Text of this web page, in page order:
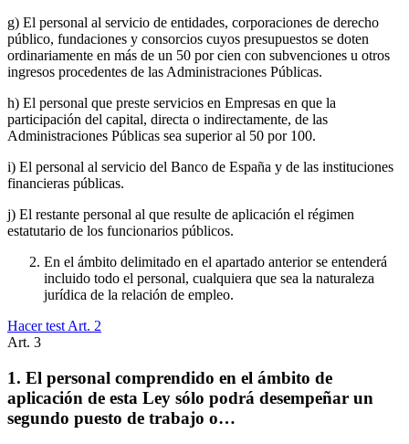
g) El personal al servicio de entidades, corporaciones de derecho
público, fundaciones y consorcios cuyos presupuestos se doten
ordinariamente en más de un 50 por cien con subvenciones u otros
ingresos procedentes de las Administraciones Públicas.
h) El personal que preste servicios en Empresas en que la
participación del capital, directa o indirectamente, de las
Administraciones Públicas sea superior al 50 por 100.
i) El personal al servicio del Banco de España y de las instituciones
financieras públicas.
j) El restante personal al que resulte de aplicación el régimen
estatutario de los funcionarios públicos.
En el ámbito delimitado en el apartado anterior se entenderá
incluido todo el personal, cualquiera que sea la naturaleza
jurídica de la relación de empleo.
Hacer test Art. 2
Art. 3
1. El personal comprendido en el ámbito de
aplicación de esta Ley sólo podrá desempeñar un
segundo puesto de trabajo o…